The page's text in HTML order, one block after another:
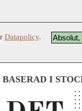
Datapolicy.
Absolut,
BASERAD I